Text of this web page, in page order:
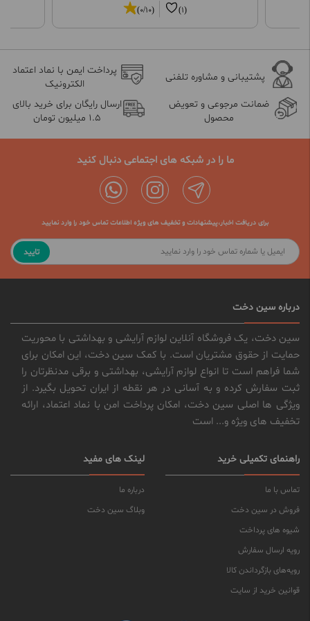
(1)
(0/10)
پشتیبانی و مشاوره تلفنی
پرداخت ایمن با نماد اعتماد
الکترونیک
ضمانت مرجوعی و تعویض
محصول
ارسال رایگان برای خرید بالای
1.5 میلیون تومان
ما را در شبکه های اجتماعی دنبال کنید
برای دریافت اخبار،پیشنهادات و تخفیف های ویژه اطلاعات تماس خود را وارد نمایید
تایید
درباره سین دخت
سین دخت، یک فروشگاه آنلاین لوازم آرایشی و بهداشتی با محوریت
حمایت از حقوق مشتریان است. با کمک سین دخت، این امکان برای
شما فراهم است تا انواع لوازم آرایشی، بهداشتی و برقی مدنظرتان را
ثبت سفارش کرده و به آسانی در هر نقطه از ایران تحویل بگیرد. از
ویژگی ها اصلی سین دخت، امکان پرداخت امن با نماد اعتماد، ارائه
تخفیف های ویژه و... است
راهنمای تکمیلی خرید
تماس با ما
فروش در سین دخت
شیوه های پرداخت
رویه ارسال سفارش
رویه‌های بازگرداندن کالا
قوانین خرید از سایت
لینک های مفید
درباره ما
وبلاگ سین دخت